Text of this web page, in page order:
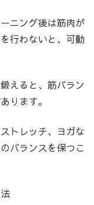
ニング後は筋肉が
行わないと、可動
えると、筋バラン
ります。
トレッチ、ヨガな
バランスを保つこ